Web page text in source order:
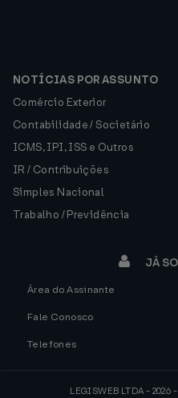
NOTÍCIAS POR ASSUNTO
Comércio Exterior
Contabilidade / Societário
ICMS, IPI, ISS e Outros
IR / Contribuições
Simples Nacional
Trabalho / Previdência
JÁ
Área do Assinante
Fale Conosco
Telefones
LEGISWEB LTDA -